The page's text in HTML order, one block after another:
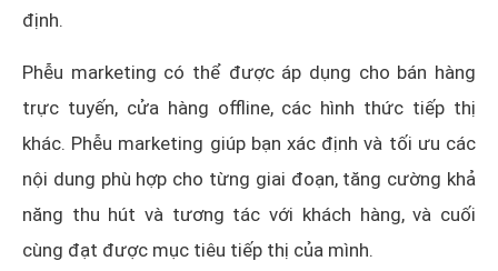
định.
Phễu marketing có thể được áp dụng cho bán hàng
trực tuyến, cửa hàng offline, các hình thức tiếp thị
khác. Phễu marketing giúp bạn xác định và tối ưu các
nội dung phù hợp cho từng giai đoạn, tăng cường khả
năng thu hút và tương tác với khách hàng, và cuối
cùng đạt được mục tiêu tiếp thị của mình.